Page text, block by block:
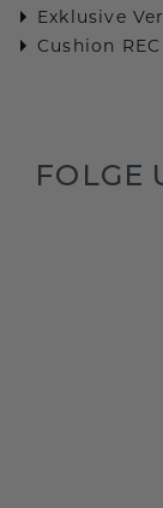
Exklusive
Cushion
FOLGE